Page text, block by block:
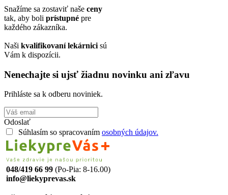
Snažíme sa zostaviť naše ceny
tak, aby boli prístupné pre
každého zákazníka.
Naši kvalifikovaní lekárnici sú
Vám k dispozícii.
Nenechajte si ujsť žiadnu novinku ani zľavu
Prihláste sa k odberu noviniek.
Odoslať
Súhlasím so spracovaním osobných údajov.
048/419 66 99 (Po-Pia: 8-16.00)
info@liekyprevas.sk